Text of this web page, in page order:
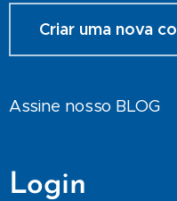
Criar uma nova
Assine nosso BLOG
Login